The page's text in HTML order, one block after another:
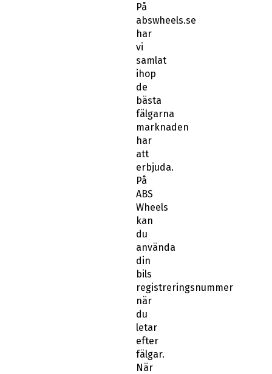
På
abswheels.se
har
vi
samlat
ihop
de
bästa
fälgarna
marknaden
har
att
erbjuda.
På
ABS
Wheels
kan
du
använda
din
bils
registreringsnummer
när
du
letar
efter
fälgar.
När